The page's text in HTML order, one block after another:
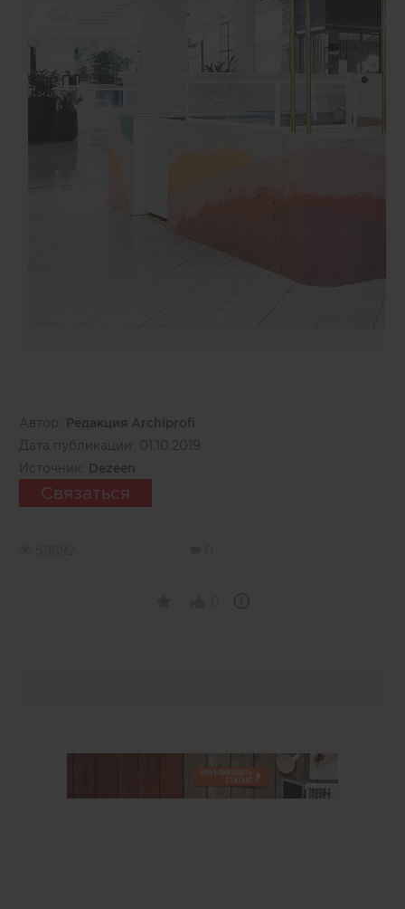
Автор:
Редакция Archiprofi
Дата публикации: 01.10.2019
Источник:
Dezeen
Связаться